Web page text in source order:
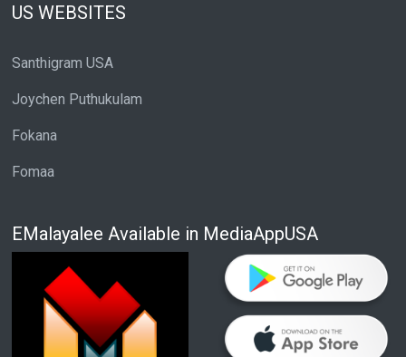
US WEBSITES
Santhigram USA
Joychen Puthukulam
Fokana
Fomaa
EMalayalee Available in MediaAppUSA